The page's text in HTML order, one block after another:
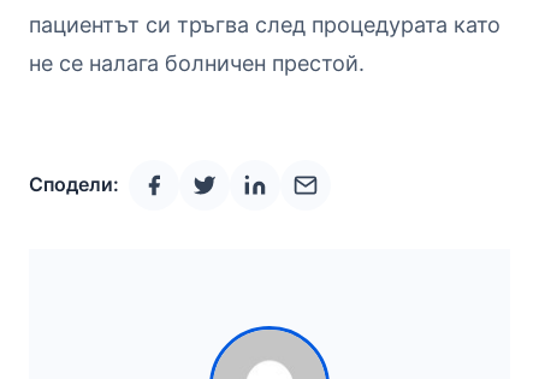
пациентът си тръгва след процедурата като
не се налага болничен престой.
Сподели: